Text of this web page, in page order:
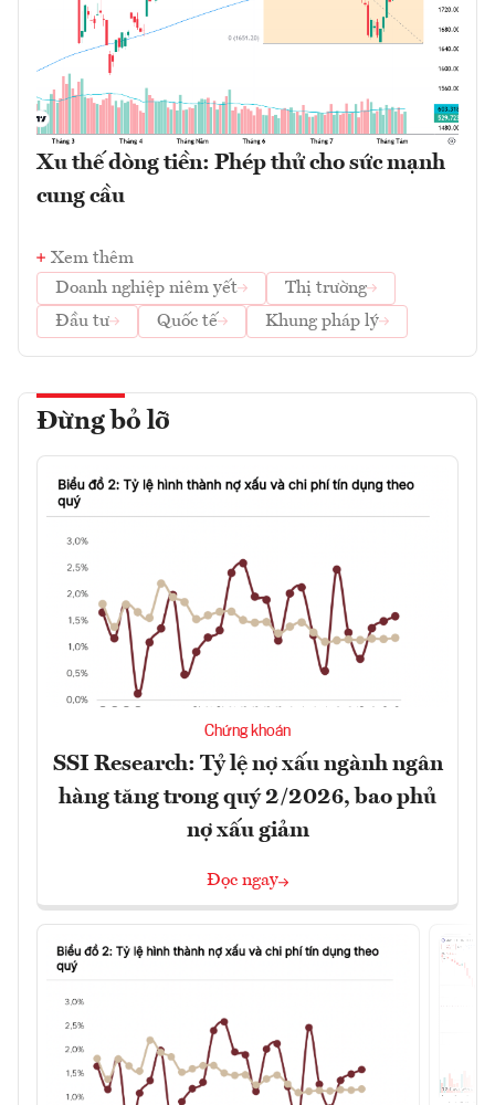
Xu thế dòng tiền: Phép thử cho sức mạnh
cung cầu
Xem thêm
Doanh nghiệp niêm yết
Thị trường
Đầu tư
Quốc tế Khung pháp lý
Đừng bỏ lỡ
Chứng khoán
SSI Research: Tỷ lệ nợ xấu ngành ngân
hàng tăng trong quý 2/2026, bao phủ
nợ xấu giảm
Đọc ngay